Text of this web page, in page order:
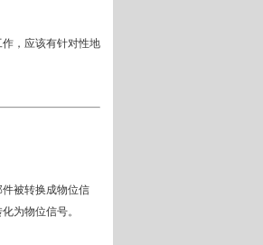
，应该有针对性地
被转换成物位信
为物位信号。